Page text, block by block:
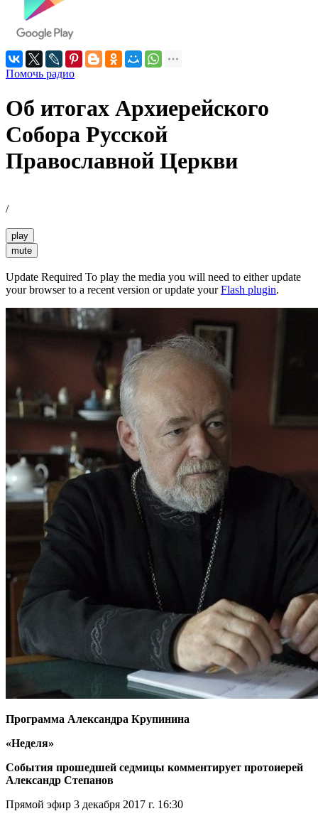
Помочь радио
Об итогах Архиерейского
Собора Русской
Православной Церкви
/
play
mute
Update Required To play the media you will need to either update
your browser to a recent version or update yourFlash plugin.
Программа Александра Крупинина
«Неделя»
События прошедшей седмицы комментирует протоиерей
Александр Степанов
Прямой эфир 3 декабря 2017 г. 16:30